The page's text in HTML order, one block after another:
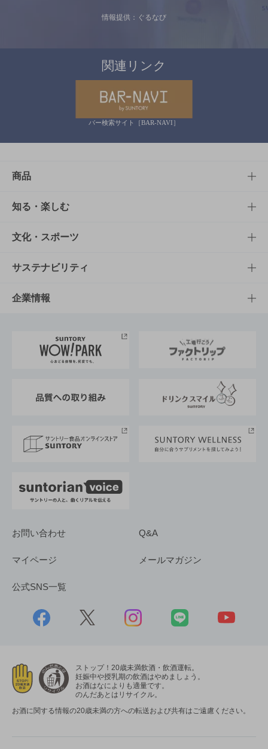
情報提供：ぐるなび
関連リンク
バー検索サイト［BAR-NAVI］
商品
商品TOP
商品一覧
商品発売情報
栄養成分一覧
知る・楽しむ
知る・楽しむTOP
キャンペーン
工場見学
地域情報
文化・スポーツ
文化・スポーツTOP
サントリーホール
サントリーサンバーズ大阪
サステナビリティ
サステナビリティTOP
サントリーが考えるサステナビリティ経営
企業情報
企業概要
採用情報
お問い合わせ Q&A
マイページ メールマガジン
公式SNS一覧
ストップ！20歳未満飲酒・飲酒運転。
妊娠中や授乳期の飲酒はやめましょう。
お酒はなによりも適量です。
のんだあとはリサイクル。
お酒に関する情報の20歳未満の方への転送および共有はご遠慮ください。